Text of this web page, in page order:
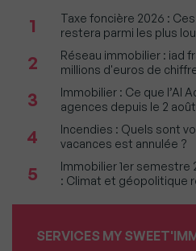
1
Taxe foncière 2026 :
restera parmi les plus
2
Réseau immobilier : iad
millions d'euros de
3
Immobilier : Ce que l’AI
agences depuis le 2
4
Incendies : Quels sont
vacances est annulée ?
5
Immobilier 1er
: Climat et géopolitique
SERVICES MY